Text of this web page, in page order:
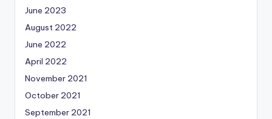
June 2023
August 2022
June 2022
April 2022
November 2021
October 2021
September 2021